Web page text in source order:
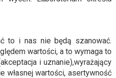
to i nas nie będą szanować.
wartości, a to wymaga to
i uznanie),wyrażający
własnej wartości, asertywność